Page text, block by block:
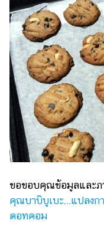
ขอขอบคุณข้อมูลและภ
คุณบาบิบูเบะ...แปลง
ดอทคอม